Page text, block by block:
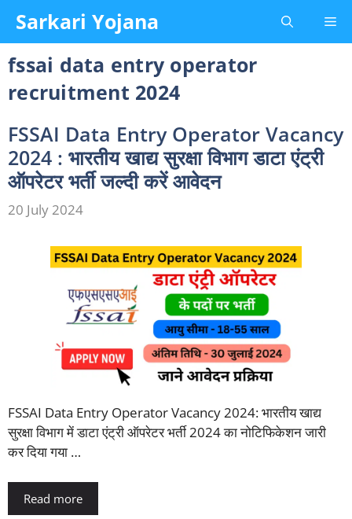
content
Sarkari Yojana
fssai data entry operator
recruitment 2024
FSSAI Data Entry Operator Vacancy
2024 : भारतीय खाद्य सुरक्षा विभाग डाटा एंट्री
ऑपरेटर भर्ती जल्दी करें आवेदन
20 July 2024
FSSAI Data Entry Operator Vacancy 2024: भारतीय खाद्य
सुरक्षा विभाग में डाटा एंट्री ऑपरेटर भर्ती 2024 का नोटिफिकेशन जारी
कर दिया गया …
Read more